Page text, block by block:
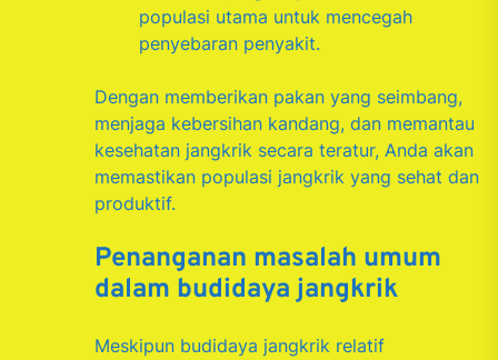
populasi utama untuk mencegah
penyebaran penyakit.
Dengan memberikan pakan yang seimbang,
menjaga kebersihan kandang, dan memantau
kesehatan jangkrik secara teratur, Anda akan
memastikan populasi jangkrik yang sehat dan
produktif.
Penanganan masalah umum
dalam budidaya jangkrik
Meskipun budidaya jangkrik relatif